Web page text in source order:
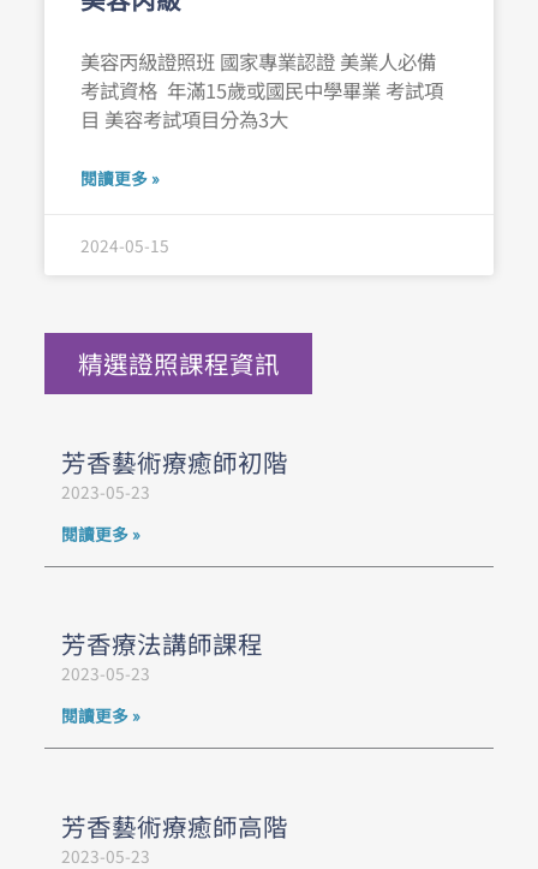
美容丙級證照班 國家專業認證 美業人必備
考試資格 年滿15歲或國民中學畢業 考試項
目 美容考試項目分為3大
閱讀更多 »
2024-05-15
精選證照課程資訊
芳香藝術療癒師初階
2023-05-23
閱讀更多 »
芳香療法講師課程
2023-05-23
閱讀更多 »
芳香藝術療癒師高階
2023-05-23